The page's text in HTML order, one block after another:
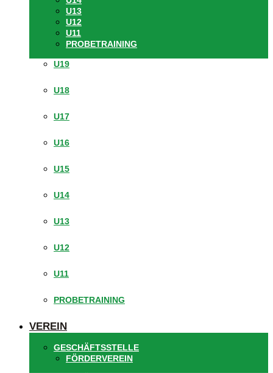
U13
U12
U11
PROBETRAINING
U19
U18
U17
U16
U15
U14
U13
U12
U11
PROBETRAINING
VEREIN
GESCHÄFTSSTELLE
FÖRDERVEREIN